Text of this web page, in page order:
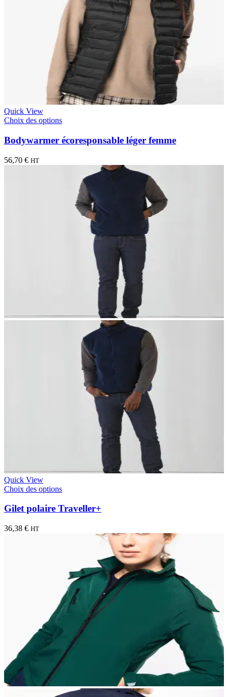
Quick View
Choix des options
Bodywarmer écoresponsable léger femme
56,70 € HT
Quick View
Choix des options
Gilet polaire Traveller+
36,38 € HT